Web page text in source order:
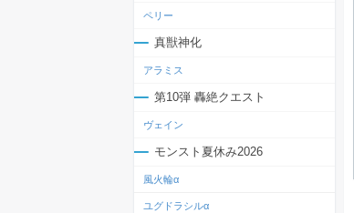
ペリー
真獣神化
アラミス
第10弾 轟絶クエスト
ヴェイン
モンスト夏休み2026
風火輪α
ユグドラシルα